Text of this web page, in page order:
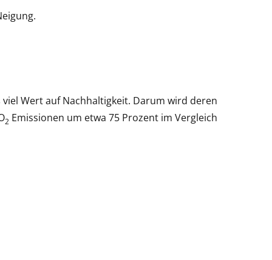
Wert auf Nachhaltigkeit. Darum wird deren
2 Emissionen um etwa 75 Prozent im Vergleich